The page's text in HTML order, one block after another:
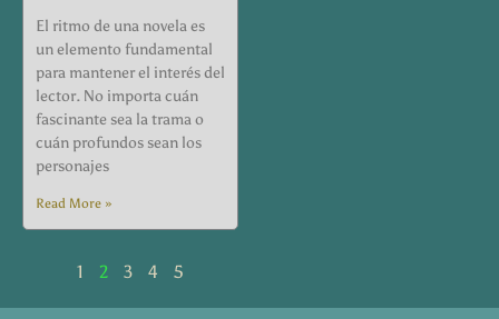
El ritmo de una novela es
un elemento fundamental
para mantener el interés del
lector. No importa cuán
fascinante sea la trama o
cuán profundos sean los
personajes
Read More »
1 2 3 4 5